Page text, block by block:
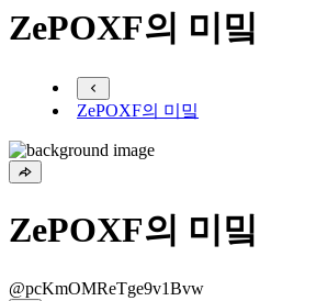
ZePOXF의 미밐
ZePOXF의 미밐
ZePOXF의 미밐
@pcKmOMReTge9v1Bvw